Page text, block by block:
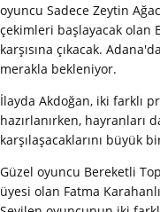
oyuncu Sadece Zeytin
çekimleri başlayacak olan
karşısına çıkacak.
merakla bekleniyor.
İlayda Akdoğan, iki farklı
hazırlanırken, hayranları
karşılaşacaklarını büyük
Güzel oyuncu Bereketli
üyesi olan Fatma